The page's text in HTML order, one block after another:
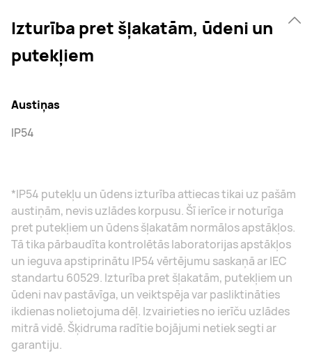
Izturība pret šļakatām, ūdeni un
putekļiem
Austiņas
IP54
*IP54 putekļu un ūdens izturība attiecas tikai uz pašām
austiņām, nevis uzlādes korpusu. Šī ierīce ir noturīga
pret putekļiem un ūdens šļakatām normālos apstākļos.
Tā tika pārbaudīta kontrolētās laboratorijas apstākļos
un ieguva apstiprinātu IP54 vērtējumu saskaņā ar IEC
standartu 60529. Izturība pret šļakatām, putekļiem un
ūdeni nav pastāvīga, un veiktspēja var pasliktināties
ikdienas nolietojuma dēļ. Izvairieties no ierīču uzlādes
mitrā vidē. Šķidruma radītie bojājumi netiek segti ar
garantiju.